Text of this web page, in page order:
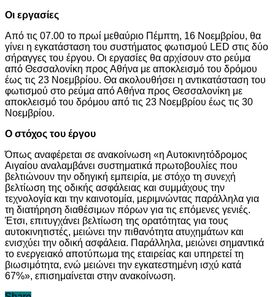
Οι εργασίες
Από τις 07.00 το πρωί μεθαύριο Πέμπτη, 16 Νοεμβρίου, θα
γίνει η εγκατάσταση του συστήματος φωτισμού LED στις δύο
σήραγγες του έργου. Οι εργασίες θα αρχίσουν στο ρεύμα
από Θεσσαλονίκη προς Αθήνα με αποκλεισμό του δρόμου
έως τις 23 Νοεμβρίου. Θα ακολουθήσει η αντικατάσταση του
φωτισμού στο ρεύμα από Αθήνα προς Θεσσαλονίκη με
αποκλεισμό του δρόμου από τις 23 Νοεμβρίου έως τις 30
Νοεμβρίου.
Ο στόχος του έργου
Όπως αναφέρεται σε ανακοίνωση «η Αυτοκινητόδρομος
Αιγαίου αναλαμβάνει συστηματικά πρωτοβουλίες που
βελτιώνουν την οδηγική εμπειρία, με στόχο τη συνεχή
βελτίωση της οδικής ασφάλειας και συμμάχους την
τεχνολογία και την καινοτομία, μεριμνώντας παράλληλα για
τη διατήρηση διαθέσιμων πόρων για τις επόμενες γενιές.
Έτσι, επιτυγχάνει βελτίωση της ορατότητας για τους
αυτοκινητιστές, μειώνει την πιθανότητα ατυχημάτων και
ενισχύει την οδική ασφάλεια. Παράλληλα, μειώνει σημαντικά
το ενεργειακό αποτύπωμα της εταιρείας και υπηρετεί τη
βιωσιμότητα, ενώ μειώνει την εγκατεστημένη ισχύ κατά
67%», επισημαίνεται στην ανακοίνωση.